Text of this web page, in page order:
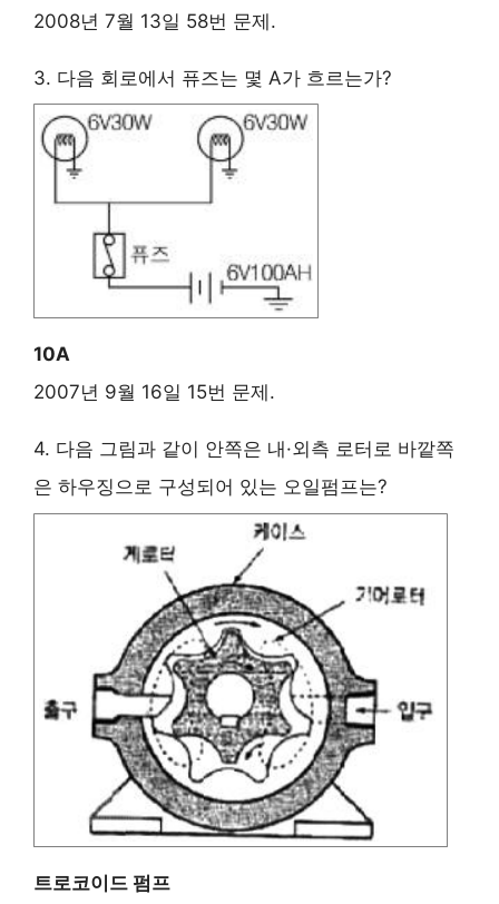
2008년 7월 13일 58번 문제.
3. 다음 회로에서 퓨즈는 몇 A가 흐르는가?
10A
2007년 9월 16일 15번 문제.
4. 다음 그림과 같이 안쪽은 내·외측 로터로 바깥쪽
은 하우징으로 구성되어 있는 오일펌프는?
트로코이드 펌프